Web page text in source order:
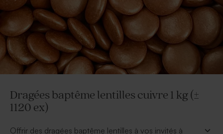
Dragées baptême lentilles cuivre 1 kg (±
1120 ex)
Offrir des dragées baptême lentilles à vos invités à